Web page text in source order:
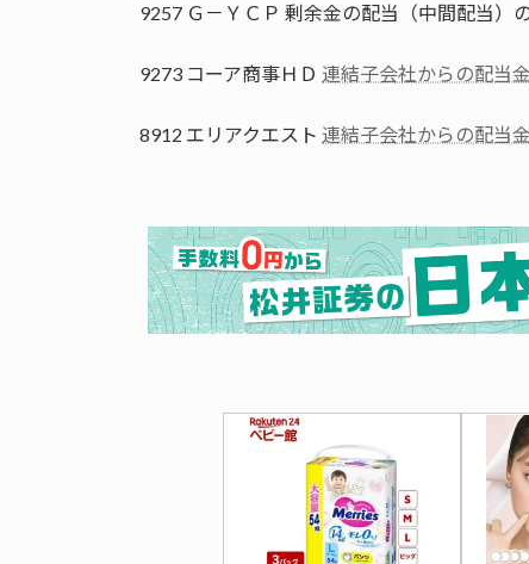
9257 Ｇ－ＹＣＰ 剰余金の配当（中間配当）
9273 コーア商事ＨＤ 連結子会社からの配当
8912 エリアクエスト 連結子会社からの配当